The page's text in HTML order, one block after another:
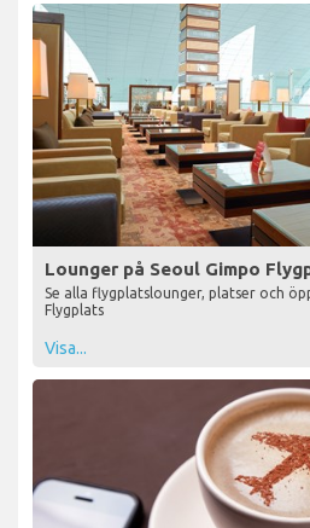
Lounger på Seoul Gimpo
Se alla flygplatslounger, platser och
Flygplats
Visa...